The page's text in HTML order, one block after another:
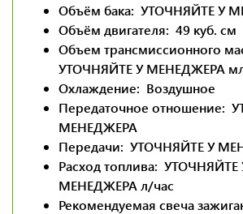
Объём бака: УТОЧНЯЙТЕ У
Объём двигателя: 49 куб. см
Объем трансмиссионного
УТОЧНЯЙТЕ У МЕНЕДЖЕРА
Охлаждение: Воздушное
Передаточное отношение:
МЕНЕДЖЕРА
Передачи: УТОЧНЯЙТЕ У
Расход топлива: УТОЧНЯЙТЕ
МЕНЕДЖЕРА л/час
Рекомендуемая свеча